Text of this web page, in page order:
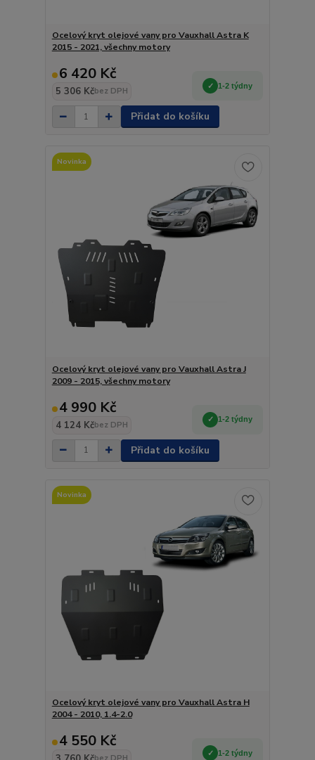
Ocelový kryt olejové vany pro Vauxhall Astra K
2015 - 2021, všechny motory
6 420 Kč
5 306 Kčbez DPH
1-2 týdny
Přidat do košíku
Novinka
Ocelový kryt olejové vany pro Vauxhall Astra J
2009 - 2015, všechny motory
4 990 Kč
4 124 Kčbez DPH
1-2 týdny
Přidat do košíku
Novinka
Ocelový kryt olejové vany pro Vauxhall Astra H
2004 - 2010, 1.4-2.0
4 550 Kč
1-2 týdny